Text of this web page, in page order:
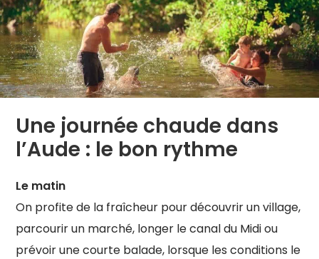
Une journée chaude dans
l’Aude : le bon rythme
Le matin
On profite de la fraîcheur pour découvrir un village,
parcourir un marché, longer le canal du Midi ou
prévoir une courte balade, lorsque les conditions le